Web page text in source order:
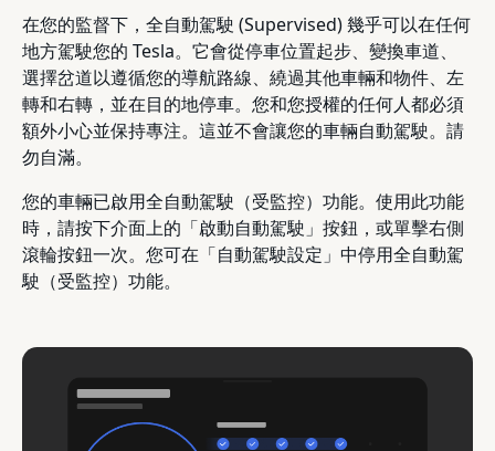
在您的監督下，全自動駕駛 (Supervised) 幾乎可以在任何
地方駕駛您的 Tesla。它會從停車位置起步、變換車道、
選擇岔道以遵循您的導航路線、繞過其他車輛和物件、左
轉和右轉，並在目的地停車。您和您授權的任何人都必須
額外小心並保持專注。這並不會讓您的車輛自動駕駛。請
勿自滿。
您的車輛已啟用全自動駕駛（受監控）功能。使用此功能
時，請按下介面上的「啟動自動駕駛」按鈕，或單擊右側
滾輪按鈕一次。您可在「自動駕駛設定」中停用全自動駕
駛（受監控）功能。